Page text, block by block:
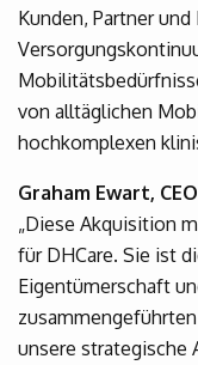
Kunden, Partner
von alltäglichen
hochkomplexen
Graham Ewart,
„Diese Akquisition
für DHCare. Sie ist
Eigentümerschaft
unsere strategische